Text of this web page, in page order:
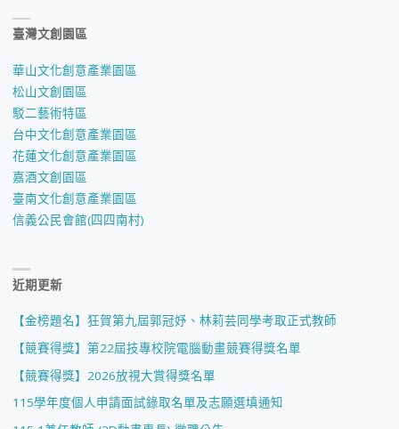
臺灣文創園區
華山文化創意產業園區
松山文創園區
駁二藝術特區
台中文化創意產業園區
花蓮文化創意產業園區
嘉酒文創園區
臺南文化創意產業園區
信義公民會館(四四南村)
近期更新
【金榜題名】狂賀第九屆郭冠妤、林莉芸同學考取正式教師
【競賽得獎】第22屆技專校院電腦動畫競賽得獎名單
【競賽得獎】2026放視大賞得獎名單
115學年度個人申請面試錄取名單及志願選填通知